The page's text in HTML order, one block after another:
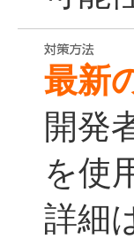
最新
開発
を使
詳細